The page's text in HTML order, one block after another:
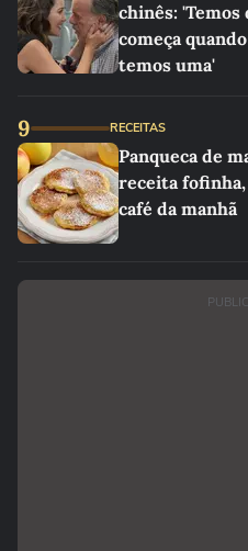
chinês: 'Temos
começa
temos uma'
9 RECEITAS
Panqueca de
receita
café da manhã